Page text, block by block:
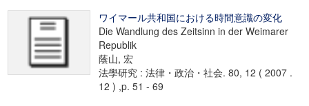
ワイマール共和国における時間意識の変化
Die Wandlung des Zeitsinn in der Weimarer
Republik
蔭山, 宏
法學研究 : 法律・政治・社会. 80, 12 ( 2007 .
12 ) ,p. 51 - 69